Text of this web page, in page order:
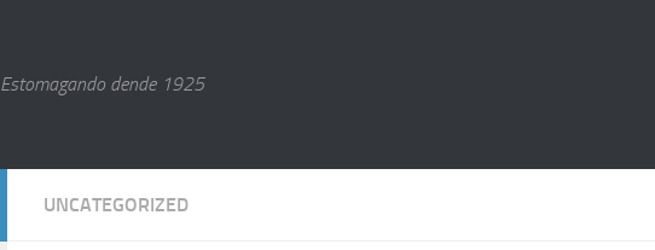
Estomagando dende 1925
UNCATEGORIZED